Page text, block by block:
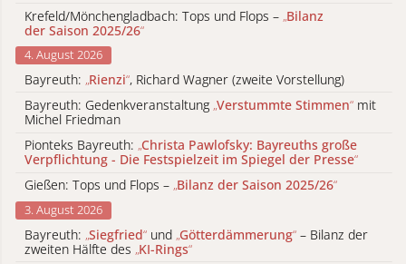
Krefeld/Mönchengladbach: Tops und Flops – „Bilanz
der Saison 2025/26“
4. August 2026
Bayreuth: „Rienzi“, Richard Wagner (zweite Vorstellung)
Bayreuth: Gedenkveranstaltung „Verstummte Stimmen“ mit
Michel Friedman
Pionteks Bayreuth: „Christa Pawlofsky: Bayreuths große
Verpflichtung - Die Festspielzeit im Spiegel der Presse“
Gießen: Tops und Flops – „Bilanz der Saison 2025/26“
3. August 2026
Bayreuth: „Siegfried“ und „Götterdämmerung“ – Bilanz der
zweiten Hälfte des „KI-Rings“